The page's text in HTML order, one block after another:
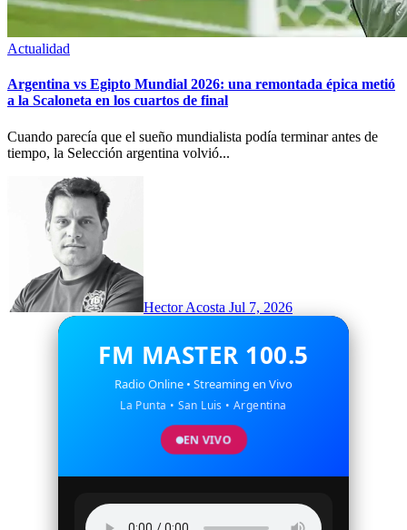
Actualidad
Argentina vs Egipto Mundial 2026: una remontada épica metió
a la Scaloneta en los cuartos de final
Cuando parecía que el sueño mundialista podía terminar antes de
tiempo, la Selección argentina volvió...
Hector Acosta Jul 7, 2026
FM MASTER 100.5
Radio Online • Streaming en Vivo
La Punta • San Luis • Argentina
EN VIVO